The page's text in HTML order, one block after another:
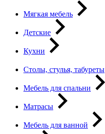
Мягкая мебель
Детские
Кухни
Столы, стулья, табуреты
Мебель для спальни
Матрасы
Мебель для ванной